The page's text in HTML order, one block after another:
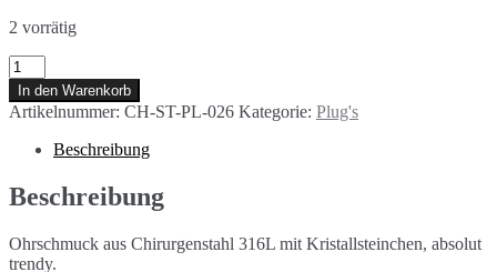
2 vorrätig
Chirurgenstahl-
316L-
Plug
mit
Kristallsteinchen
Menge
In den Warenkorb
Artikelnummer: CH-ST-PL-026 Kategorie: Plug's
Beschreibung
Beschreibung
Ohrschmuck aus Chirurgenstahl 316L mit Kristallsteinchen, absolut
trendy.